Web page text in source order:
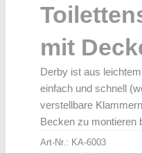
mit
Derby ist aus
einfach und schnell
verstellbare
Becken zu montieren
Art-Nr.: KA-6003